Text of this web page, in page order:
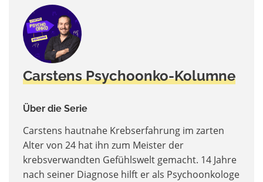
Carstens Psychoonko-Kolumne
Über die Serie
Carstens hautnahe Krebserfahrung im zarten
Alter von 24 hat ihn zum Meister der
krebsverwandten Gefühlswelt gemacht. 14 Jahre
nach seiner Diagnose hilft er als Psychoonkologe